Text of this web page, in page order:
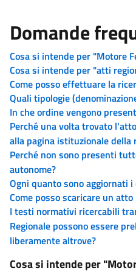
Domande
Cosa si intende per "Motore
Cosa si intende per "atti
Come posso effettuare la
Quali tipologie
In che ordine vengono
Perché una volta trovato
alla pagina istituzionale della
Perché non sono presenti
autonome?
Ogni quanto sono aggiornati
Come posso scaricare un atto
I testi normativi ricercabili
Regionale possono essere
liberamente altrove?
Cosa si intende per